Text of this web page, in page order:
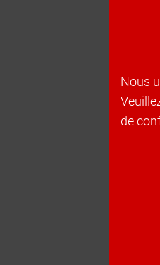
Nous
de